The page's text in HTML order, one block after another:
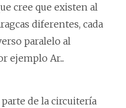
cree que existen al
diferentes, cada
paralelo al
ejemplo Ar...
parte de la circuitería